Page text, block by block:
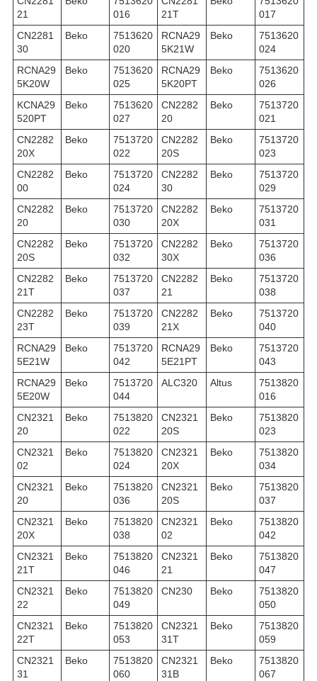
21
016
21T
017
CN2281
30
Beko
7513620
020
RCNA29
5K21W
Beko
7513620
024
RCNA29
5K20W
Beko
7513620
025
RCNA29
5K20PT
Beko
7513620
026
KCNA29
520PT
Beko
7513620
027
CN2282
20
Beko
7513720
021
CN2282
20X
Beko
7513720
022
CN2282
20S
Beko
7513720
023
CN2282
00
Beko
7513720
024
CN2282
30
Beko
7513720
029
CN2282
20
Beko
7513720
030
CN2282
20X
Beko
7513720
031
CN2282
20S
Beko
7513720
032
CN2282
30X
Beko
7513720
036
CN2282
21T
Beko
7513720
037
CN2282
21
Beko
7513720
038
CN2282
23T
Beko
7513720
039
CN2282
21X
Beko
7513720
040
RCNA29
5E21W
Beko
7513720
042
RCNA29
5E21PT
Beko
7513720
043
RCNA29
5E20W
Beko
7513720
044
ALC320 Altus
7513820
016
CN2321
20
Beko
7513820
022
CN2321
20S
Beko
7513820
023
CN2321
02
Beko
7513820
024
CN2321
20X
Beko
7513820
034
CN2321
20
Beko
7513820
036
CN2321
20S
Beko
7513820
037
CN2321
20X
Beko
7513820
038
CN2321
02
Beko
7513820
042
CN2321
21T
Beko
7513820
046
CN2321
21
Beko
7513820
047
CN2321
22
Beko
7513820
049
CN230 Beko
7513820
050
CN2321
22T
Beko
7513820
053
CN2321
31T
Beko
7513820
059
CN2321
31
Beko
7513820
060
CN2321
31B
Beko
7513820
067